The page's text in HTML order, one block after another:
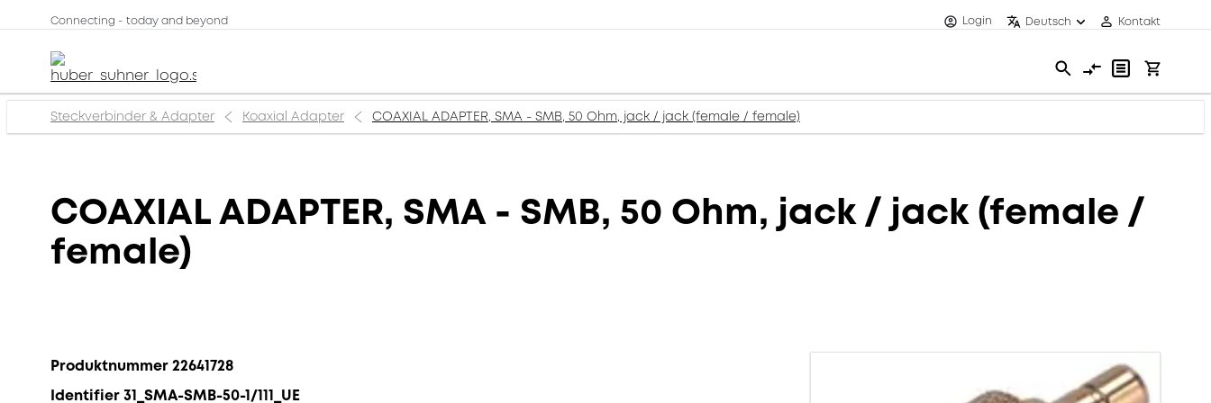
Connecting - today and beyond Login Deutsch Kontakt
Steckverbinder & Adapter Koaxial Adapter COAXIAL ADAPTER, SMA - SMB, 50 Ohm, jack / jack (female / female)
COAXIAL ADAPTER, SMA - SMB, 50 Ohm, jack / jack (female /
female)
Produktnummer 22641728
Identifier 31_SMA-SMB-50-1/111_UE